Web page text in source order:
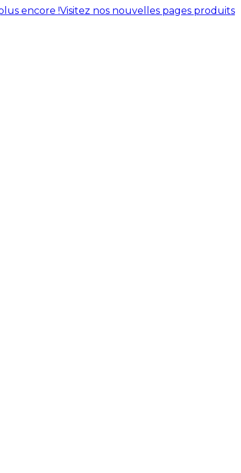
encore !Visitez nos nouvelles pages produits